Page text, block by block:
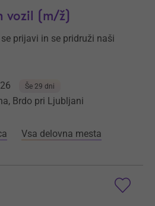
vozil (m/ž)
prijavi in se pridruži naši
Še 29 dni
Brdo pri Ljubljani
Vsa delovna mesta